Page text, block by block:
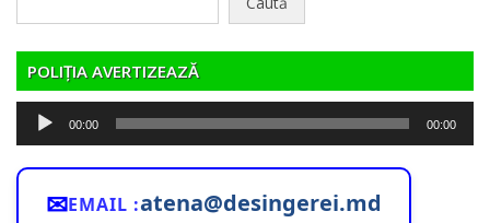
POLIȚIA AVERTIZEAZĂ
Player
audio
00:00 00:00
✉EMAIL :atena@desingerei.md